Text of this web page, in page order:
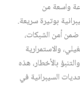
واسعة من
بوتيرة سريعة.
ضمن أمن الشبكات،
والاستمرارية
بالأخطار، هذه
السيبرانية في